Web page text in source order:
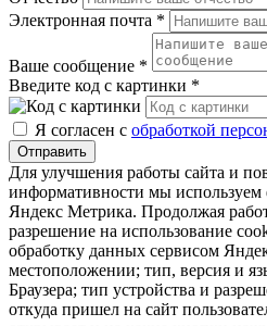
Электронная почта *
Ваше сообщение *
Введите код с картинки *
Я согласен с обработкой
Отправить
Для улучшения работы сайта и
информативности мы
Яндекс Метрика. Продолжая
разрешение на использование
обработку данных сервисом
местоположении; тип, версия и
Браузера; тип устройства и
откуда пришел на сайт